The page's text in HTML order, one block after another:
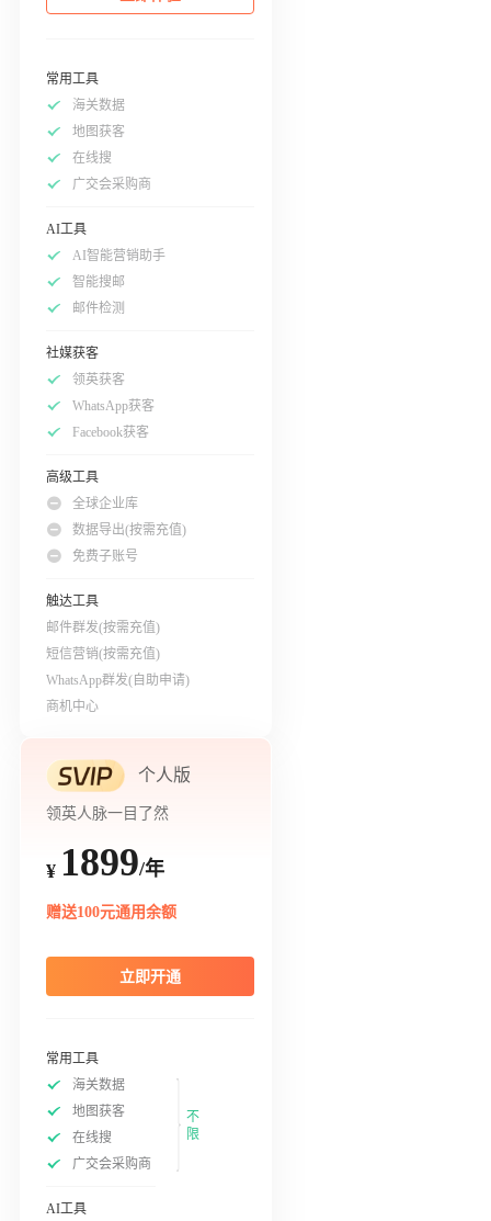
常用工具
海关数据
地图获客
在线搜
广交会采购商
AI工具
AI智能营销助手
智能搜邮
邮件检测
社媒获客
领英获客
WhatsApp获客
Facebook获客
高级工具
全球企业库
数据导出(按需充值)
免费子账号
触达工具
邮件群发(按需充值)
短信营销(按需充值)
WhatsApp群发(自助申请)
商机中心
个人版
领英人脉一目了然
¥ 1899/年
赠送100元通用余额
立即开通
常用工具
海关数据
地图获客
在线搜
广交会采购商
不
限
AI工具